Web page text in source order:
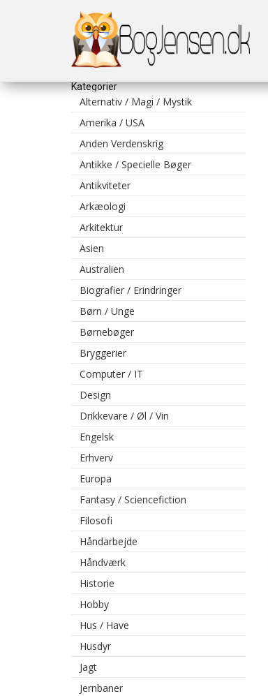
Kategorier
Alternativ / Magi / Mystik
Amerika / USA
Anden Verdenskrig
Antikke / Specielle Bøger
Antikviteter
Arkæologi
Arkitektur
Asien
Australien
Biografier / Erindringer
Børn / Unge
Børnebøger
Bryggerier
Computer / IT
Design
Drikkevare / Øl / Vin
Engelsk
Erhverv
Europa
Fantasy / Sciencefiction
Filosofi
Håndarbejde
Håndværk
Historie
Hobby
Hus / Have
Husdyr
Jagt
Jernbaner